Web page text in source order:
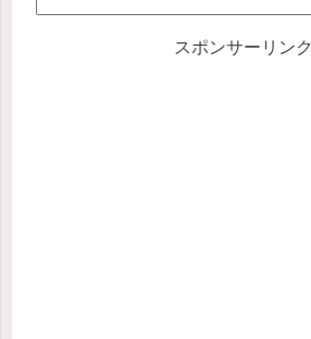
スポンサーリンク